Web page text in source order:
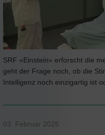
SRF «Einstein» erforscht die
geht der Frage noch, ob die
Intelligenz noch einzigartig ist
03. Februar 2025